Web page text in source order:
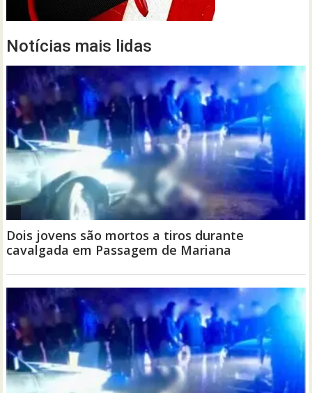
Notícias mais lidas